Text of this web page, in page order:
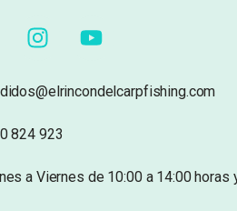
824 923
a Viernes de 10:00 a 14:00 horas